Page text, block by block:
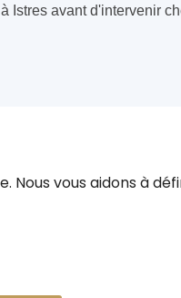
avant d'intervenir
vous aidons à